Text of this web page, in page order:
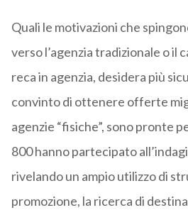
Quali le motivazioni che
verso l’agenzia tradizionale o il
reca in agenzia, desidera più
convinto di ottenere offerte
agenzie “fisiche”, sono pronte
800 hanno partecipato
rivelando un ampio utilizzo di
promozione, la ricerca di